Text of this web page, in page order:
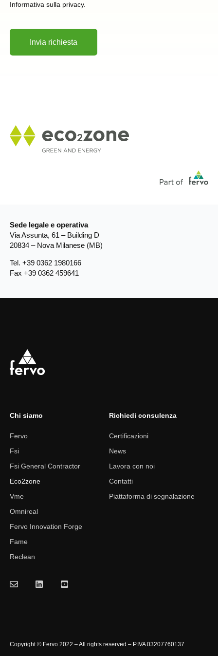
Informativa sulla privacy.
Sede legale e operativa
Via Assunta, 61 – Building D
20834 – Nova Milanese (MB)
Tel. +39 0362 1980166
Fax +39 0362 459641
Chi siamo
Fervo
Fsi
Fsi General Contractor
Eco2zone
Vme
Omnireal
Fervo Innovation Forge
Fame
Reclean
Richiedi consulenza
Certificazioni
News
Lavora con noi
Contatti
Piattaforma di segnalazione
Copyright © Fervo 2022 – All rights reserved – P.IVA 03207760137